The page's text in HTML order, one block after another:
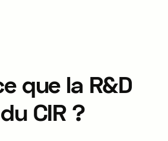
que la R&D
CIR ?